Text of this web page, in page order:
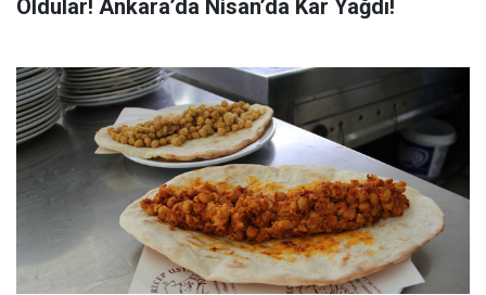
Oldular! Ankara’da Nisan’da Kar Yağdı!